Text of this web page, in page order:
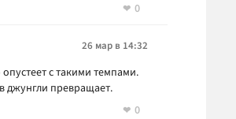
0
26 мар в 14:32
с такими темпами.
джунгли превращает.
0